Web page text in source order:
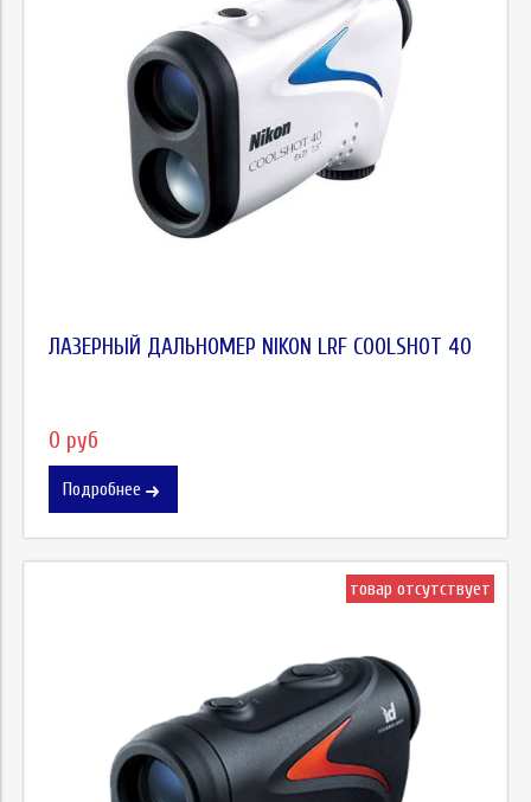
ЛАЗЕРНЫЙ ДАЛЬНОМЕР NIKON LRF COOLSHOT 40
0 руб
Подробнее
товар отсутствует